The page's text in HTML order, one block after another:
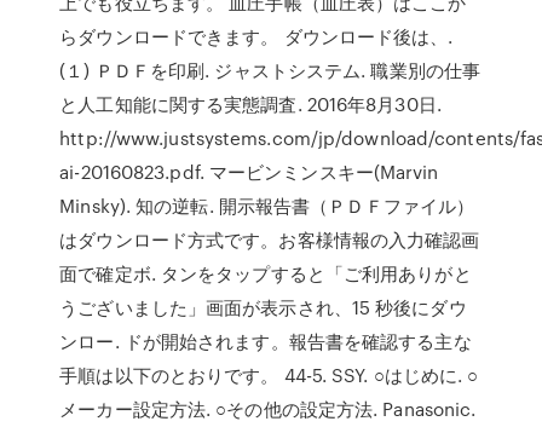
らダウンロードできます。 ダウンロード後は、.
(１) ＰＤＦを印刷. ジャストシステム. 職業別の仕事
と人工知能に関する実態調査. 2016年8月30日.
http://www.justsystems.com/jp/download/contents/
ai-20160823.pdf. マービンミンスキー(Marvin
Minsky). 知の逆転. 開示報告書（ＰＤＦファイル）
はダウンロード方式です。お客様情報の入力確認画
面で確定ボ. タンをタップすると「ご利用ありがと
うございました」画面が表示され、15 秒後にダウ
ンロー. ドが開始されます。報告書を確認する主な
手順は以下のとおりです。 44-5. SSY. ○はじめに. ○
メーカー設定方法. ○その他の設定方法. Panasonic.